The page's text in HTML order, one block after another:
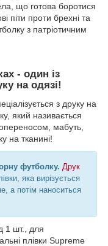
що готова боротися
піти проти брехні та
з патріотичним
- один із
на одязі!
з друку на
який називається
мабуть,
на тканині!
футболку. Друк
яка вирізується
а потім наноситься
1 шт., для
плівки Supreme